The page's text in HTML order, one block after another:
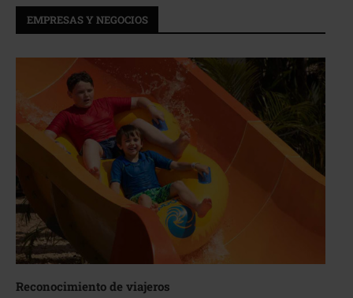
EMPRESAS Y NEGOCIOS
Reconocimiento de viajeros